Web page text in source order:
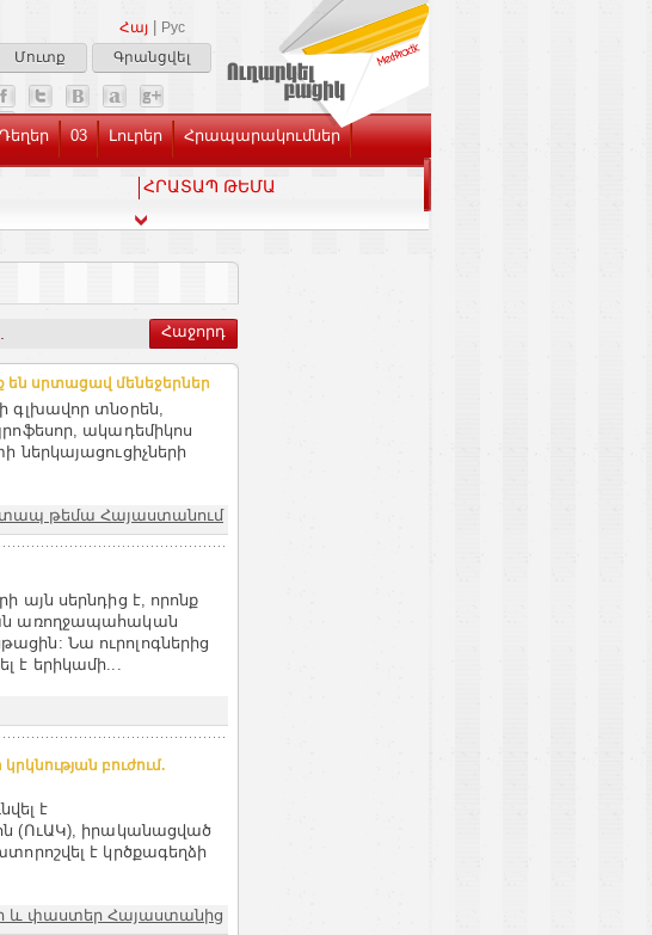
Հայ
Рус
Մուտք
Գրանցվել
Դեղեր 03 Լուրեր Հրապարակումներ
ՀՐԱՏԱՊ ԹԵՄԱ
Հաջորդ
սրտացավ մենեջերներ
գլխավոր տնօրեն,
ակադեմիկոս
ներկայացուցիչների
թեմա Հայաստանում
այն սերնդից է, որոնք
առողջապահական
Նա ուրոլոգներից
է երիկամի...
բուժում.
է
(ՈւԱԿ), իրականացված
է կրծքագեղձի
և փաստեր Հայաստանից